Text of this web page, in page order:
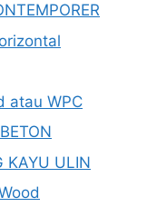
atau WPC
KAYU ULIN